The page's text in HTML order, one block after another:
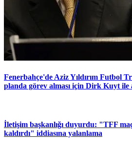
Fenerbahçe'de Aziz Yıldırım Futbol
planda görev alması için Dirk Kuyt ile
İletişim başkanlığı duyurdu: "TFF
kaldırdı" iddiasına yalanlama